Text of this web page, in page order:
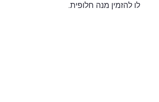
לו להזמין מנה חלופית.